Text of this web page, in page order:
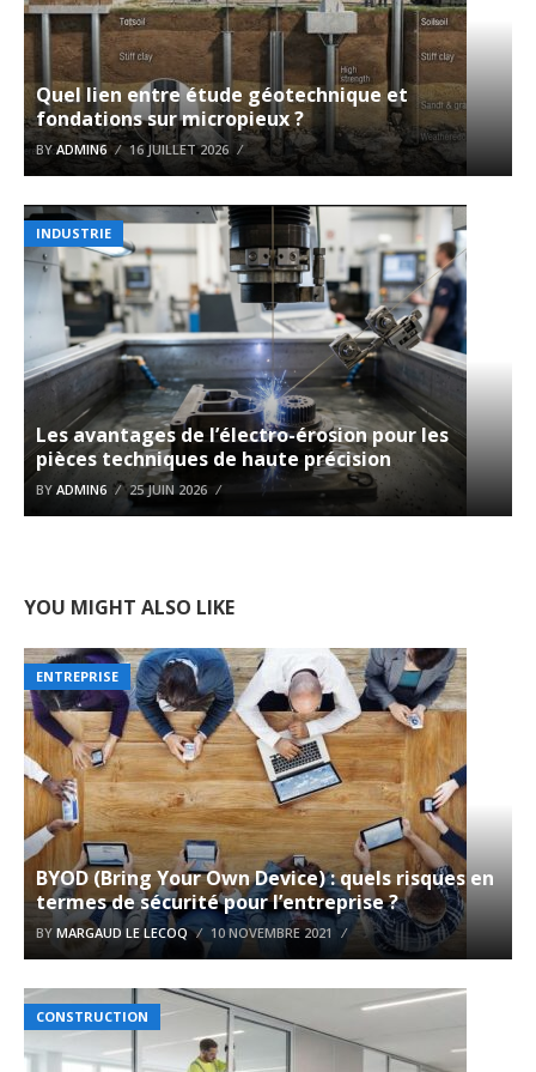
Quel lien entre étude géotechnique et
fondations sur micropieux ?
BYADMIN6 16 JUILLET 2026
INDUSTRIE
Les avantages de l’électro-érosion pour les
pièces techniques de haute précision
BY ADMIN6 25 JUIN 2026
YOU MIGHT ALSO LIKE
ENTREPRISE
BYOD (Bring Your Own Device) : quels risques en
termes de sécurité pour l’entreprise ?
BY MARGAUD LE LECOQ 10 NOVEMBRE 2021
CONSTRUCTION